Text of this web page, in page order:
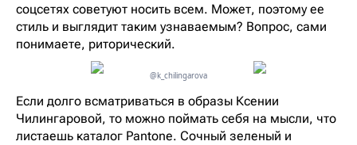
соцсетях советуют носить всем. Может, поэтому ее
стиль и выглядит таким узнаваемым? Вопрос, сами
понимаете, риторический.
@k_chilingarova
Если долго всматриваться в образы Ксении
Чилингаровой, то можно поймать себя на мысли, что
листаешь каталог Pantone. Сочный зеленый и